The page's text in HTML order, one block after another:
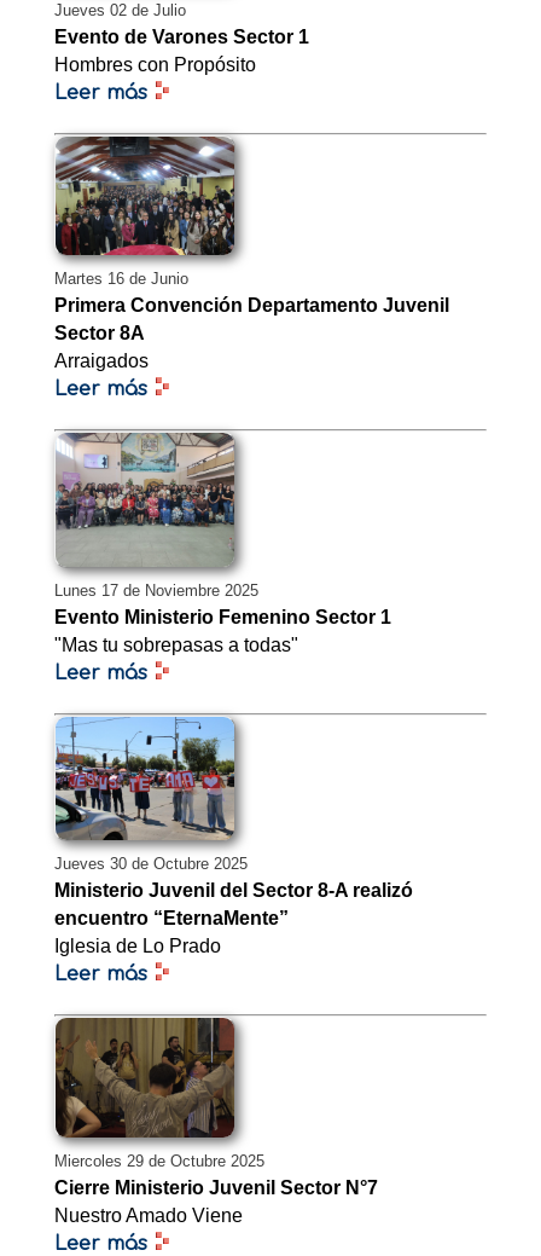
Jueves 02 de Julio
Evento de Varones Sector 1
Hombres con Propósito
Leer más
Martes 16 de Junio
Primera Convención Departamento Juvenil
Sector 8A
Arraigados
Leer más
Lunes 17 de Noviembre 2025
Evento Ministerio Femenino Sector 1
"Mas tu sobrepasas a todas"
Leer más
Jueves 30 de Octubre 2025
Ministerio Juvenil del Sector 8-A realizó
encuentro “EternaMente”
Iglesia de Lo Prado
Leer más
Miercoles 29 de Octubre 2025
Cierre Ministerio Juvenil Sector N°7
Nuestro Amado Viene
Leer más